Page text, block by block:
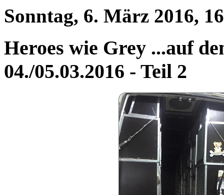
Sonntag, 6. März 2016,
Heroes wie Grey ...auf
04./05.03.2016 - Teil 2